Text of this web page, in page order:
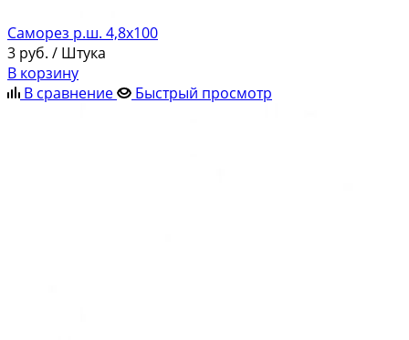
Саморез р.ш. 4,8х100
3 руб. / Штука
В корзину
В сравнение
Быстрый просмотр